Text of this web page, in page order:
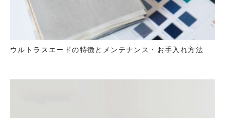
ウルトラスエードの特徴とメンテナンス・お手入れ方法